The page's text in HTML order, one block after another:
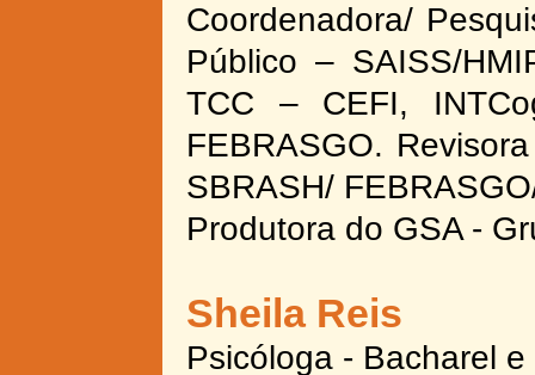
Coordenadora/
Público – SAISS/
TCC – CEFI,
FEBRASGO.
SBRASH/
Produtora do GSA -
Sheila Reis
Psicóloga - Bacharel